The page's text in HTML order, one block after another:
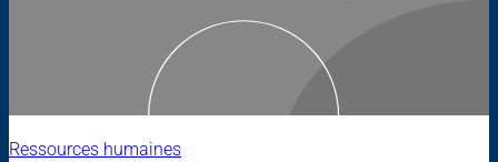
Ressources humaines